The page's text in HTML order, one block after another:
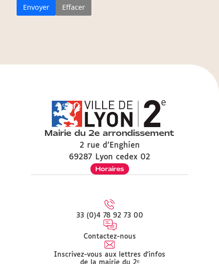
Envoyer Effacer
Mairie du 2e arrondissement
2 rue d'Enghien
69287 Lyon cedex 02
Horaires
33 (0)4 78 92 73 00
Contactez-nous
Inscrivez-vous aux lettres d'infos
de la mairie du 2ᵉ